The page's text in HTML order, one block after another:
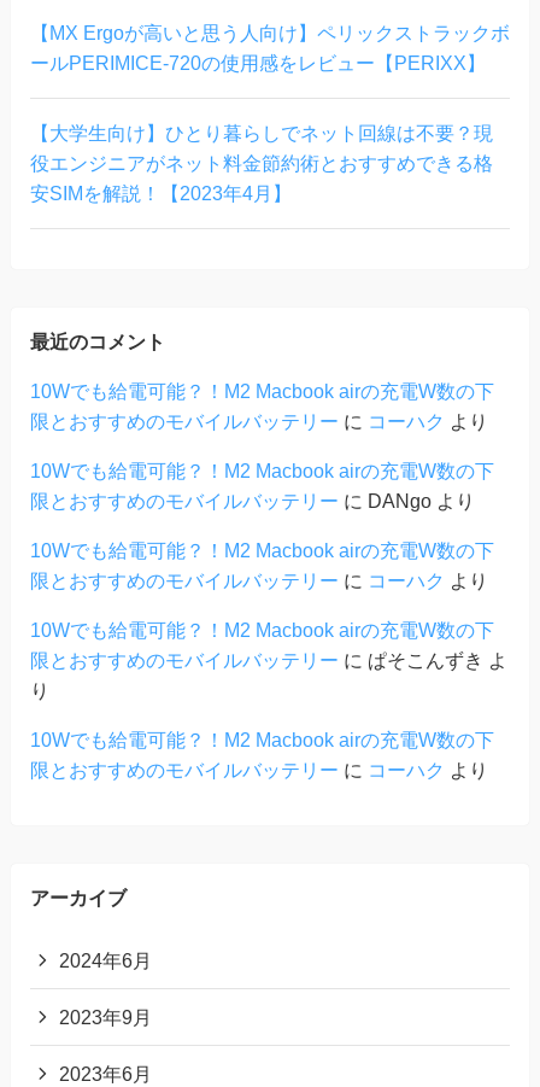
【MX Ergoが高いと思う人向け】ペリックストラックボ
ールPERIMICE-720の使用感をレビュー【PERIXX】
【大学生向け】ひとり暮らしでネット回線は不要？現
役エンジニアがネット料金節約術とおすすめできる格
安SIMを解説！【2023年4月】
最近のコメント
10Wでも給電可能？！M2 Macbook airの充電W数の下
限とおすすめのモバイルバッテリー に コーハク より
10Wでも給電可能？！M2 Macbook airの充電W数の下
限とおすすめのモバイルバッテリー に DANgoより
10Wでも給電可能？！M2 Macbook airの充電W数の下
限とおすすめのモバイルバッテリー に コーハク より
10Wでも給電可能？！M2 Macbook airの充電W数の下
限とおすすめのモバイルバッテリー に ぱそこんずき よ
り
10Wでも給電可能？！M2 Macbook airの充電W数の下
限とおすすめのモバイルバッテリー に コーハク より
アーカイブ
2024年6月
2023年9月
2023年6月